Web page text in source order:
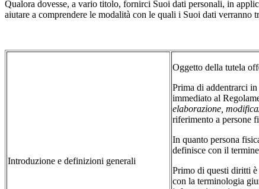
Qualora dovesse, a vario titolo, fornirci Suoi dati personali, in
aiutare a comprendere le modalità con le quali i Suoi dati verranno
Introduzione e definizioni generali
Oggetto della tutela
Prima di addentrarci
immediato al
elaborazione,
riferimento a persone
In quanto persona
definisce con il
Primo di questi diritti
con la terminologia